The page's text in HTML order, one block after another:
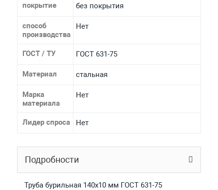
покрытие без покрытия
способ
производства
Нет
ГОСТ / ТУ ГОСТ 631-75
Материал стальная
Марка
материала
Нет
Лидер спроса Нет
Подробности
Труба бурильная 140x10 мм ГОСТ 631-75